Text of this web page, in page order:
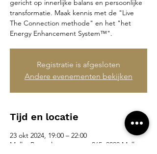
gericht op innerlijke balans en persoonlijke
transformatie. Maak kennis met de "Live
The Connection methode" en het "het
Energy Enhancement System™".
Registratie is afgesloten
Andere evenementen bekijken
Tijd en locatie
23 okt 2024, 19:00 – 22:00
Melle, Brusselsesteenweg 265, 9090 Melle,